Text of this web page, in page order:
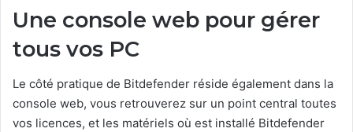
Une console web pour gérer
tous vos PC
Le côté pratique de Bitdefender réside également dans la
console web, vous retrouverez sur un point central toutes
vos licences, et les matériels où est installé Bitdefender